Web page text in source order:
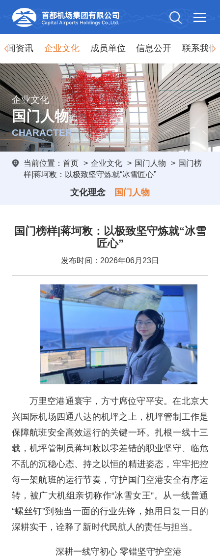
闻资讯 企业文化 成员单位 信息公开 联系我们
企业文化
国门人物
CHARACTER
当前位置： 首页 > 企业文化 > 国门人物 > 国门榜
样|蒋坷敉：以极致坚守炼就“冰雪匠心”
文化理念 国门人物
国门榜样|蒋坷敉：以极致坚守炼就“冰雪
匠心”
发布时间：2026年06月23日
万里空港通寰宇，方寸席位守平安。在北京大
兴国际机场四通八达的机坪之上，机坪管制工作是
保障航班安全高效运行的关键一环。扎根一线十三
载，机坪管制员蒋坷敉以零差错的职业坚守、临危
不乱的沉稳心态、持之以恒的精进姿态，牢牢把控
每一架航班的运行节奏，守护国门空港安全有序运
转，被广大机组亲切称作“冰雪女王”。从一线普通
“螺丝钉”到独当一面的行业先锋，她用日复一日的
深耕实干，诠释了新时代民航人的责任与担当。
深耕一线守初心 零错坚守护空港